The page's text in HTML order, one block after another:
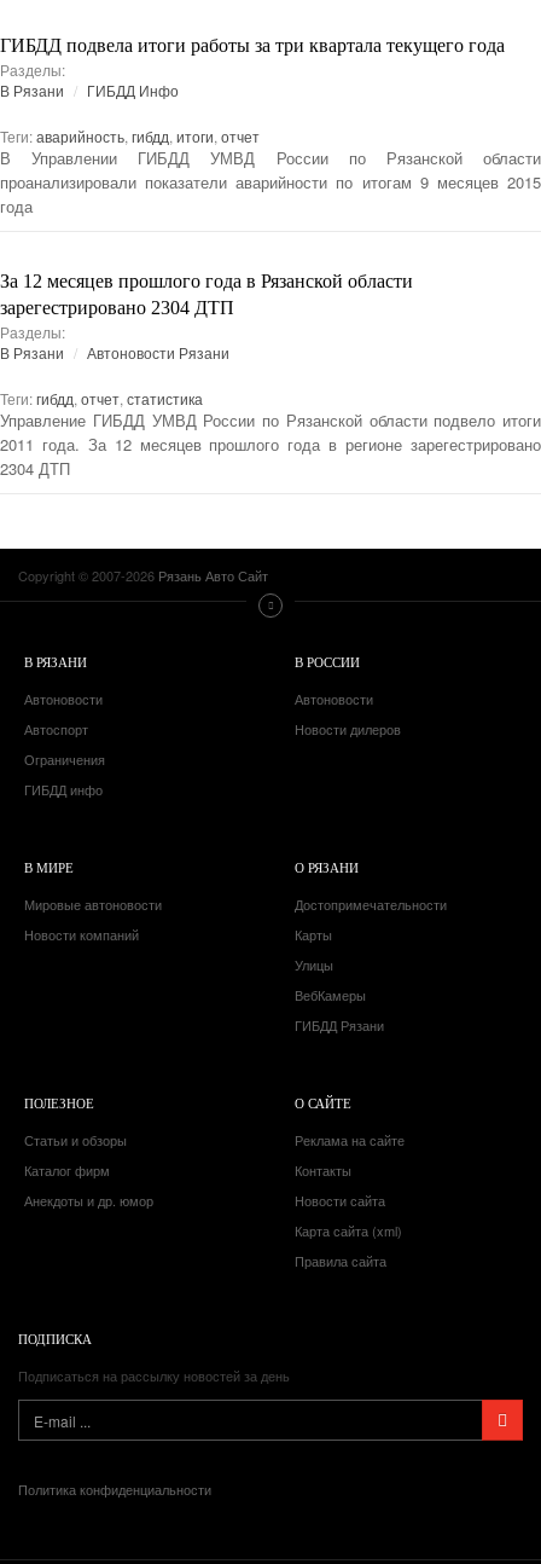
ГИБДД подвела итоги работы за три квартала текущего года
Разделы:
В Рязани
ГИБДД Инфо
Теги:аварийность, гибдд, итоги, отчет
В Управлении ГИБДД УМВД России по Рязанской области
проанализировали показатели аварийности по итогам 9 месяцев 2015
года
За 12 месяцев прошлого года в Рязанской области
зарегестрировано 2304 ДТП
Разделы:
В Рязани
Автоновости Рязани
Теги:гибдд, отчет, статистика
Управление ГИБДД УМВД России по Рязанской области подвело итоги
2011 года. За 12 месяцев прошлого года в регионе зарегестрировано
2304 ДТП
Copyright © 2007-2026 Рязань Авто Сайт
В РЯЗАНИ
Автоновости
Автоспорт
Ограничения
ГИБДД инфо
В РОССИИ
Автоновости
Новости дилеров
В МИРЕ
Мировые автоновости
Новости компаний
О РЯЗАНИ
Достопримечательности
Карты
Улицы
ВебКамеры
ГИБДД Рязани
ПОЛЕЗНОЕ
Статьи и обзоры
Каталог фирм
Анекдоты и др. юмор
О САЙТЕ
Реклама на сайте
Контакты
Новости сайта
Карта сайта (xml)
Правила сайта
ПОДПИСКА
Подписаться на рассылку новостей за день
Политика конфиденциальности